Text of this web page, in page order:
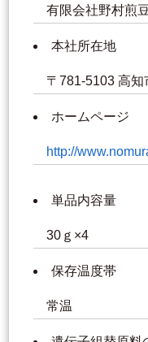
有限会社野村煎
本社所在地
〒781-5103 高
ホームページ
http://
単品内容量
30ｇ×4
保存温度帯
常温